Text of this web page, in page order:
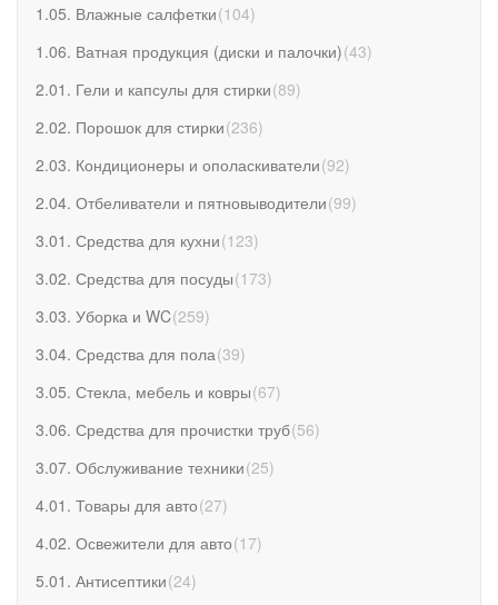
1.05. Влажные салфетки(104)
1.06. Ватная продукция (диски и палочки)(43)
2.01. Гели и капсулы для стирки(89)
2.02. Порошок для стирки(236)
2.03. Кондиционеры и ополаскиватели(92)
2.04. Отбеливатели и пятновыводители(99)
3.01. Средства для кухни(123)
3.02. Средства для посуды(173)
3.03. Уборка и WC(259)
3.04. Средства для пола(39)
3.05. Стекла, мебель и ковры(67)
3.06. Средства для прочистки труб(56)
3.07. Обслуживание техники(25)
4.01. Товары для авто(27)
4.02. Освежители для авто(17)
5.01. Антисептики(24)